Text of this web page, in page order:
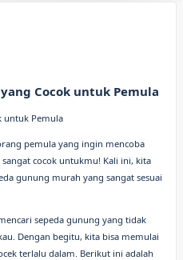
Cocok untuk Pemula
untuk Pemula
pemula yang ingin mencoba
cocok untukmu! Kali ini, kita
gunung murah yang sangat sesuai
sepeda gunung yang tidak
Dengan begitu, kita bisa memulai
terlalu dalam. Berikut ini adalah